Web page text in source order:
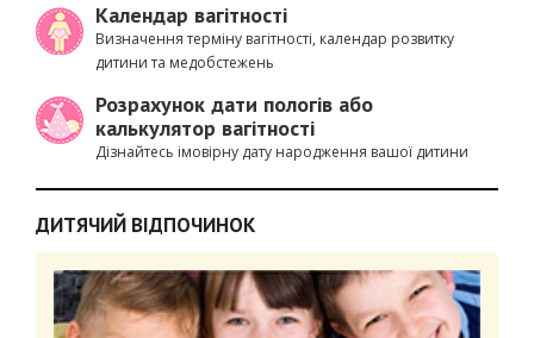
Календар вагітності
Визначення терміну вагітності, календар розвитку
дитини та медобстежень
Розрахунок дати пологів або
калькулятор вагітності
Дізнайтесь імовірну дату народження вашої дитини
ДИТЯЧИЙ ВІДПОЧИНОК